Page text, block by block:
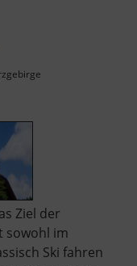
Ziel der
sowohl im
Ski fahren